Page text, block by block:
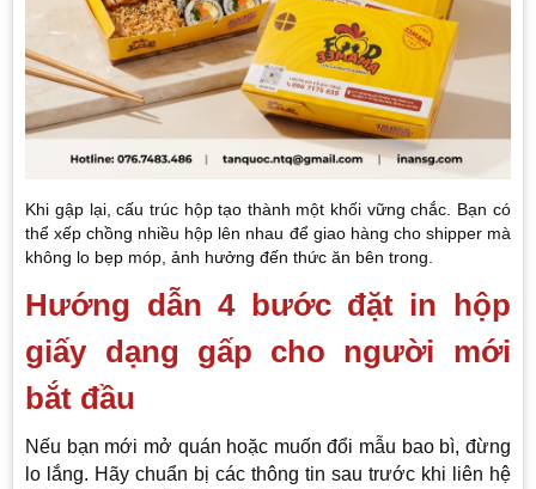
Khi gập lại, cấu trúc hộp tạo thành một khối vững chắc. Bạn có
thể xếp chồng nhiều hộp lên nhau để giao hàng cho shipper mà
không lo bẹp móp, ảnh hưởng đến thức ăn bên trong.
Hướng dẫn 4 bước đặt in hộp
giấy dạng gấp cho người mới
bắt đầu
Nếu bạn mới mở quán hoặc muốn đổi mẫu bao bì, đừng
lo lắng. Hãy chuẩn bị các thông tin sau trước khi liên hệ